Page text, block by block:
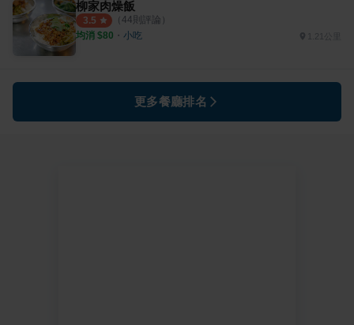
柳家肉燥飯
3.5 （ 44則評論）
均消 $80 ・ 小吃
更多餐廳排名